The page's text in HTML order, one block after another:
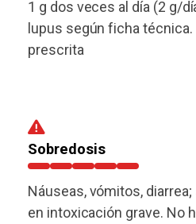
1 g dos veces al día (2 g/
lupus según ficha
prescrita
Sobredosis
Náuseas, vómitos,
en intoxicación grave. No